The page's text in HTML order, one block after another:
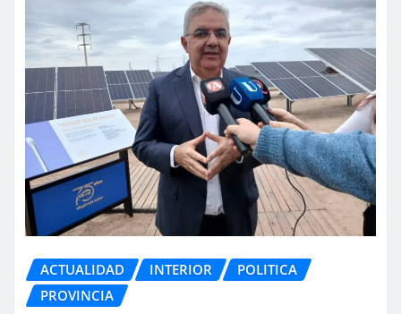
ACTUALIDAD INTERIOR
POLITICA
PROVINCIA